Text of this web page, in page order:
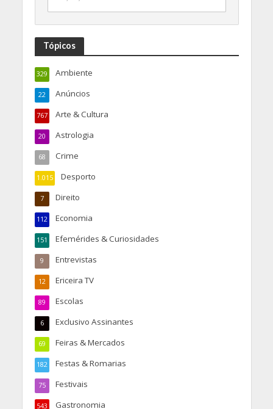
Tópicos
Ambiente
329
Anúncios
22
Arte & Cultura
767
Astrologia
20
Crime
68
Desporto
1.015
Direito
7
Economia
112
Efemérides & Curiosidades
151
Entrevistas
9
Ericeira TV
12
Escolas
89
Exclusivo Assinantes
6
Feiras & Mercados
69
Festas & Romarias
182
Festivais
75
Gastronomia
543